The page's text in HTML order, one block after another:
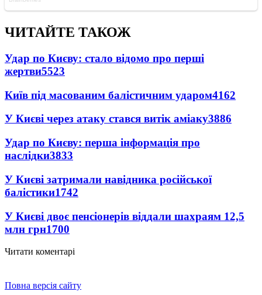
ЧИТАЙТЕ ТАКОЖ
Удар по Києву: стало відомо про перші
жертви5523
Київ під масованим балістичним ударом4162
У Києві через атаку стався витік аміаку3886
Удар по Києву: перша інформація про
наслідки3833
У Києві затримали навідника російської
балістики1742
У Києві двоє пенсіонерів віддали шахраям 12,5
млн грн1700
Читати коментарі
Повна версія сайту